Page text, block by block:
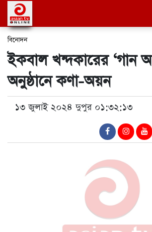
বিনোদন
ইকবাল খন্দকারের ‘গান
অনুষ্ঠানে কণা-অয়ন
১৩ জুলাই ২০২৪ দুপুর ০১:৩২:১৩